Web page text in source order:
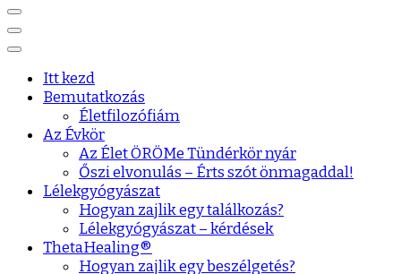
Itt kezd
Bemutatkozás
Életfilozófiám
Az Évkör
Az Élet ÖRÖMe Tündérkör nyár
Őszi elvonulás – Érts szót önmagaddal!
Lélekgyógyászat
Hogyan zajlik egy találkozás?
Lélekgyógyászat – kérdések
ThetaHealing®
Hogyan zajlik egy beszélgetés?